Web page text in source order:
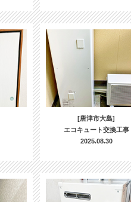
[唐津市大島]
エコキュート交換工事
2025.08.30